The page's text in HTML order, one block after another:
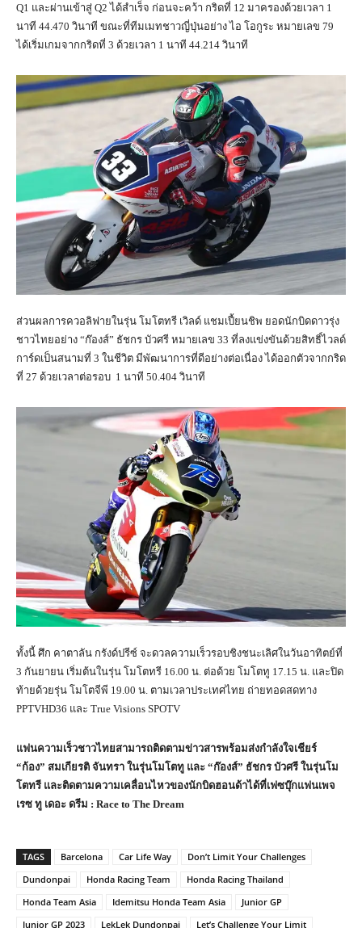
Q1 และผ่านเข้าสู่ Q2 ได้สำเร็จ ก่อนจะคว้า กริดที่ 12 มาครองด้วยเวลา 1
นาที 44.470 วินาที ขณะที่ทีมเมทชาวญี่ปุ่นอย่าง ไอ โอกูระ หมายเลข 79
ได้เริ่มเกมจากกริดที่ 3 ด้วยเวลา 1 นาที 44.214 วินาที
ส่วนผลการควอลิฟายในรุ่น โมโตทรี เวิลด์ แชมเปี้ยนชิพ ยอดนักบิดดาวรุ่ง
ชาวไทยอย่าง “ก๊องส์” ธัชกร บัวศรี หมายเลข 33 ที่ลงแข่งขันด้วยสิทธิ์ไวลด์
การ์ดเป็นสนามที่ 3 ในชีวิต มีพัฒนาการที่ดีอย่างต่อเนื่อง ได้ออกตัวจากกริด
ที่ 27 ด้วยเวลาต่อรอบ 1 นาที 50.404 วินาที
ทั้งนี้ ศึก คาตาลัน กรังด์ปรีซ์ จะดวลความเร็วรอบชิงชนะเลิศในวันอาทิตย์ที่
3 กันยายน เริ่มต้นในรุ่น โมโตทรี 16.00 น. ต่อด้วย โมโตทู 17.15 น. และปิด
ท้ายด้วยรุ่น โมโตจีพี 19.00 น. ตามเวลาประเทศไทย ถ่ายทอดสดทาง
PPTVHD36 และ True Visions SPOTV
แฟนความเร็วชาวไทยสามารถติดตามข่าวสารพร้อมส่งกำลังใจเชียร์
“ก้อง” สมเกียรติ จันทรา ในรุ่นโมโตทู และ “ก๊องส์” ธัชกร บัวศรี ในรุ่นโม
โตทรี และติดตามความเคลื่อนไหวของนักบิดฮอนด้าได้ที่เฟซบุ๊กแฟนเพจ
เรซ ทู เดอะ ดรีม : Race to The Dream
TAGS Barcelona Car Life Way
Don’t Limit Your Challenges
Dundonpai
Honda Racing Team
Honda Racing Thailand
Honda Team Asia
Idemitsu Honda Team Asia
Junior GP
Junior GP 2023
LekLek Dundonpai Let’s Challenge Your Limit